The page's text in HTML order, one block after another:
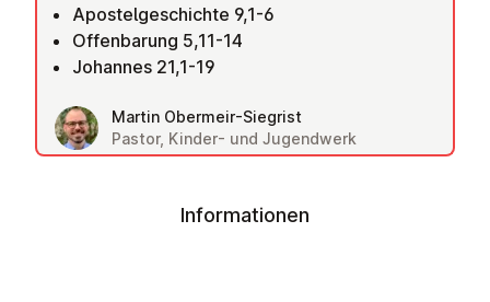
Apostelgeschichte 9,1-6
Offenbarung 5,11-14
Johannes 21,1-19
Martin Obermeir-Siegrist
Pastor, Kinder- und Jugendwerk
Informationen